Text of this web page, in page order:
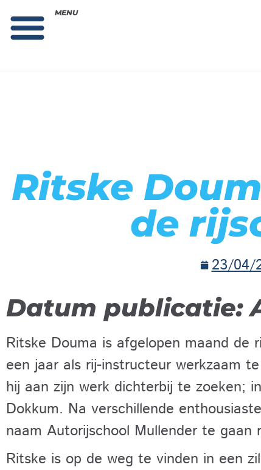
MENU
Ritske
de
23/04/
Datum publicatie:
Ritske Douma is afgelopen maand de
een jaar als rij-instructeur werkzaam
hij aan zijn werk dichterbij te zoeken;
Dokkum. Na verschillende
naam Autorijschool Mullender te gaan
Ritske is op de weg te vinden in een